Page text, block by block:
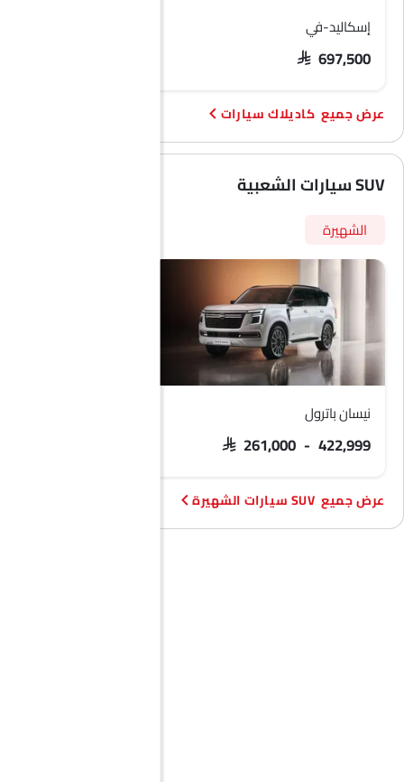
إسكاليد-في
SAR 697,500
كاديلاك سيارات
SUV سيارات الشعبية
الشهيرة
نيسان باترول
SAR 261,000 - 422,999
SUV سيارات الشهيرة